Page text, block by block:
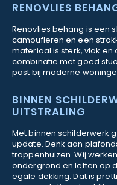
RENOVLIES
Renovlies behang is een
camoufleren en een
materiaal is sterk, vlak en
combinatie met goed
past bij moderne
BINNEN
UITSTRALING
Met binnen schilderwerk
update. Denk aan
trappenhuizen. Wij
ondergrond en letten op
egale dekking. Dat is